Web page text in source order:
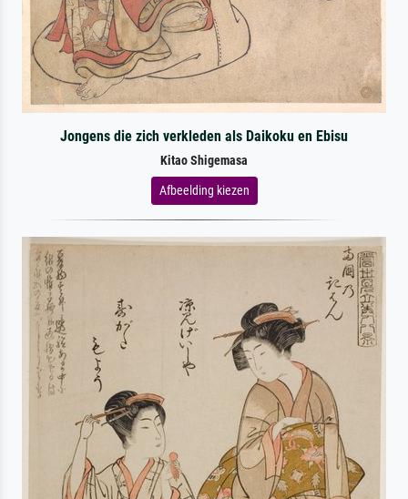
Jongens die zich verkleden als Daikoku en Ebisu
Kitao Shigemasa
Afbeelding kiezen